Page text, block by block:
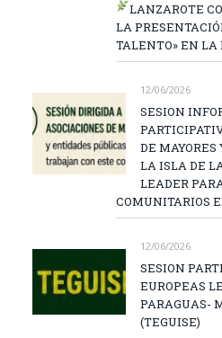
LANZAROTE
LA
TALENTO» EN LA
12/06/2026
SESION
DE MAYORES
LA ISLA DE
LEADER
COMUNITARIOS
12/06/2026
SESION
EUROPEAS
PARAGUAS-
(TEGUISE)